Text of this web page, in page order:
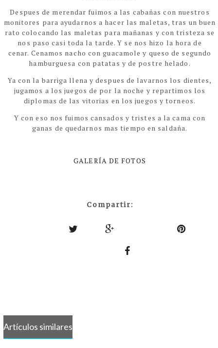
Despues de merendar fuimos a las cabañas con nuestros
monitores para ayudarnos a hacer las maletas, tras un buen
rato colocando las maletas para mañanas y con tristeza se
nos paso casi toda la tarde. Y se nos hizo la hora de
cenar. Cenamos nacho con guacamole y queso de segundo
hamburguesa con patatas y de postre helado.
Ya con la barriga llena y despues de lavarnos los dientes,
jugamos a los juegos de por la noche y repartimos los
diplomas de las vitorias en los juegos y torneos.
Y con eso nos fuimos cansados y tristes a la cama con
ganas de quedarnos mas tiempo en saldaña.
GALERÍA DE FOTOS
Compartir:
Artículos similares